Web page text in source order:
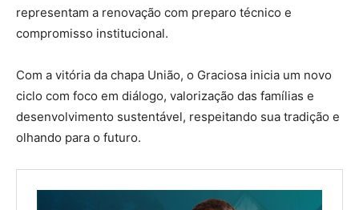
representam a renovação com preparo técnico e
compromisso institucional.
Com a vitória da chapa União, o Graciosa inicia um novo
ciclo com foco em diálogo, valorização das famílias e
desenvolvimento sustentável, respeitando sua tradição e
olhando para o futuro.